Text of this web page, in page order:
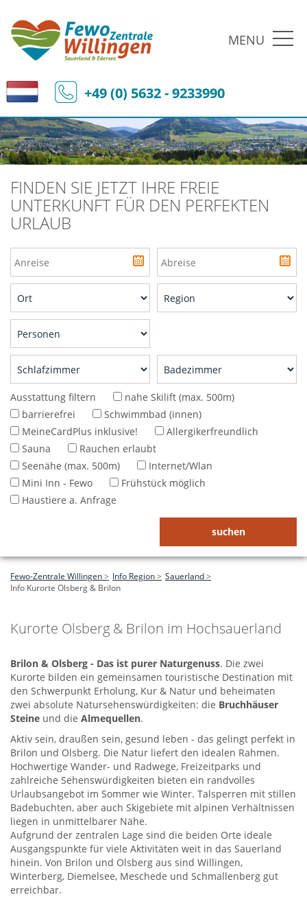
MENU
+49 (0) 5632 - 9233990
FINDEN SIE JETZT IHRE FREIE
UNTERKUNFT FÜR DEN PERFEKTEN
URLAUB
Ausstattung filtern
nahe Skilift (max. 500m)
barrierefrei
Schwimmbad (innen)
MeineCardPlus inklusive!
Allergikerfreundlich
Sauna
Rauchen erlaubt
Seenähe (max. 500m)
Internet/Wlan
Mini Inn - Fewo
Frühstück möglich
Haustiere a. Anfrage
Fewo-Zentrale Willingen Info Region
Sauerland
Info Kurorte Olsberg & Brilon
Kurorte Olsberg & Brilon im Hochsauerland
Brilon & Olsberg - Das ist purer Naturgenuss. Die zwei
Kurorte bilden ein gemeinsamen touristische Destination mit
den Schwerpunkt Erholung, Kur & Natur und beheimaten
zwei absolute Natursehenswürdigkeiten: die Bruchhäuser
Steine und die Almequellen.
Aktiv sein, draußen sein, gesund leben - das gelingt perfekt in
Brilon und Olsberg. Die Natur liefert den idealen Rahmen.
Hochwertige Wander- und Radwege, Freizeitparks und
zahlreiche Sehenswürdigkeiten bieten ein randvolles
Urlaubsangebot im Sommer wie Winter. Talsperren mit stillen
Badebuchten, aber auch Skigebiete mit alpinen Verhältnissen
liegen in unmittelbarer Nähe.
Aufgrund der zentralen Lage sind die beiden Orte ideale
Ausgangspunkte für viele Aktivitäten weit in das Sauerland
hinein. Von Brilon und Olsberg aus sind Willingen,
Winterberg, Diemelsee, Meschede und Schmallenberg gut
erreichbar.